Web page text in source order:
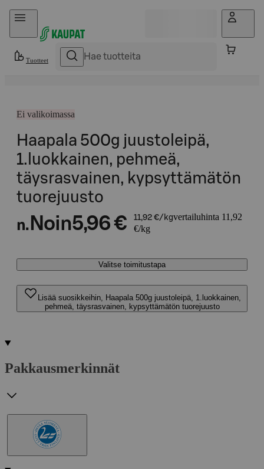
Hyppää sisältöön
Tuotteet
Ei valikoimassa
Haapala 500g juustoleipä,
1.luokkainen, pehmeä,
täysrasvainen, kypsyttämätön
tuorejuusto
n. Noin5,96 € 11,92 €/kgvertailuhinta 11,92
€/kg
Valitse toimitustapa
Lisää suosikkeihin, Haapala 500g juustoleipä, 1.luokkainen,
pehmeä, täysrasvainen, kypsyttämätön tuorejuusto
Pakkausmerkinnät